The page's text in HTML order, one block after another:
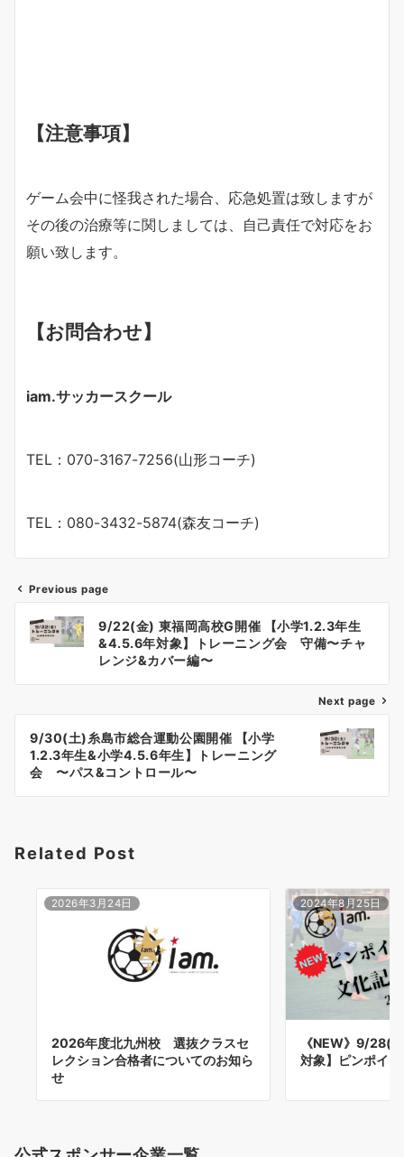
【注意事項】
ゲーム会中に怪我された場合、応急処置は致しますが
その後の治療等に関しましては、自己責任で対応をお
願い致します。
【お問合わせ】
iam.サッカースクール
TEL：070-3167-7256(山形コーチ)
TEL：080-3432-5874(森友コーチ)
投
稿
ゲ
ー
シ
ン
Previous page
9/22(金) 東福岡高校G開催 【小学1.2.3年生
&4.5.6年対象】トレーニング会 守備〜チャ
レンジ&カバー編〜
Next page
9/30(土)糸島市総合運動公園開催 【小学
1.2.3年生&小学4.5.6年生】トレーニング
会 〜パス&コントロール〜
Related Post
2026年3月24日
2026年度北九州校 選抜クラスセ
レクション合格者についてのお知ら
せ
2024年8月25日
《NEW》9/28(
対象】ピンポイ